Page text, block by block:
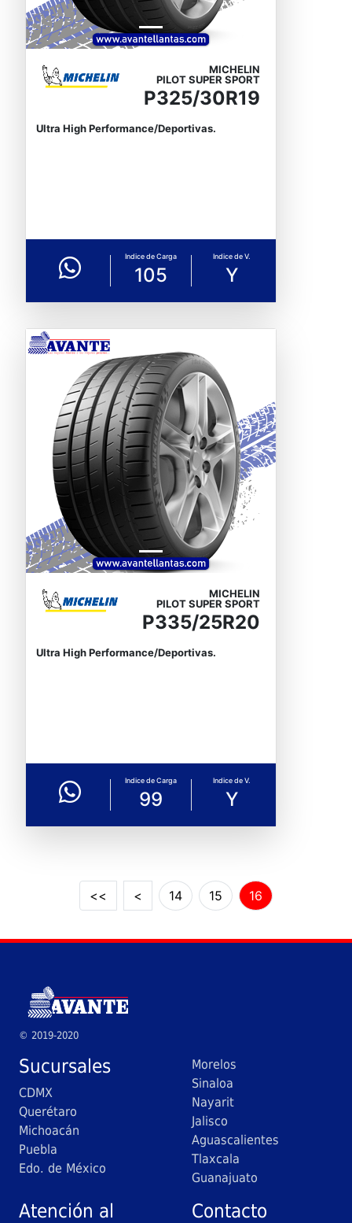
MICHELIN
PILOT SUPER SPORT
P325/30R19
Ultra High Performance/Deportivas.
Indice de Carga
105
Indice de V.
Y
Previous Next
MICHELIN
PILOT SUPER SPORT
P335/25R20
Ultra High Performance/Deportivas.
Indice de Carga
99
Indice de V.
Y
<< < 14 15 16
© 2019-2020
Sucursales
CDMX
Querétaro
Michoacán
Puebla
Edo. de México
Morelos
Sinaloa
Nayarit
Jalisco
Aguascalientes
Tlaxcala
Guanajuato
Atención al
Contacto